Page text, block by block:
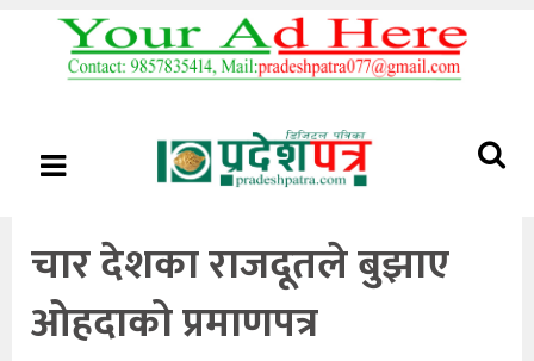
चार देशका राजदूतले बुझाए
ओहदाको प्रमाणपत्र